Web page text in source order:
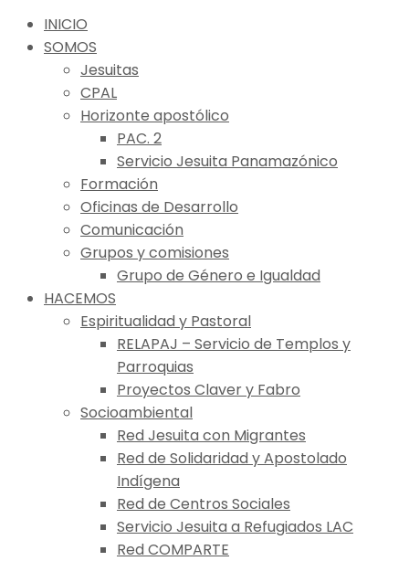
INICIO
SOMOS
Jesuitas
CPAL
Horizonte apostólico
PAC. 2
Servicio Jesuita Panamazónico
Formación
Oficinas de Desarrollo
Comunicación
Grupos y comisiones
Grupo de Género e Igualdad
HACEMOS
Espiritualidad y Pastoral
RELAPAJ – Servicio de Templos y
Parroquias
Proyectos Claver y Fabro
Socioambiental
Red Jesuita con Migrantes
Red de Solidaridad y Apostolado
Indígena
Red de Centros Sociales
Servicio Jesuita a Refugiados LAC
Red COMPARTE